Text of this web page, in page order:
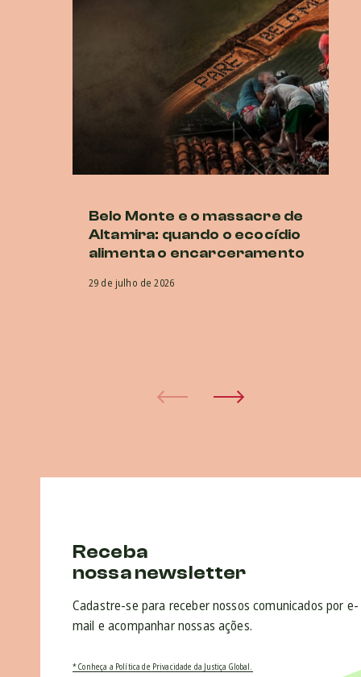
Belo Monte e o massacre de
Altamira: quando o ecocídio
alimenta o encarceramento
29 de julho de 2026
Receba
nossa newsletter
Cadastre-se para receber nossos comunicados por e-
mail e acompanhar nossas ações.
* Conheça a Política de Privacidade da Justiça Global.